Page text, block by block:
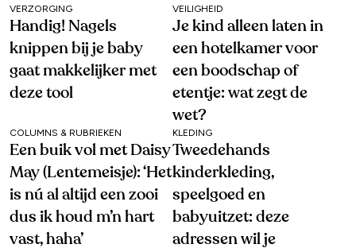
VERZORGING
Handig! Nagels
knippen bij je baby
gaat makkelijker met
deze tool
VEILIGHEID
Je kind alleen laten in
een hotelkamer voor
een boodschap of
etentje: wat zegt de
wet?
COLUMNS & RUBRIEKEN
Een buik vol met Daisy
May (Lentemeisje): ‘Het
is nú al altijd een zooi
dus ik houd m’n hart
vast, haha’
KLEDING
Tweedehands
kinderkleding,
speelgoed en
babyuitzet: deze
adressen wil je